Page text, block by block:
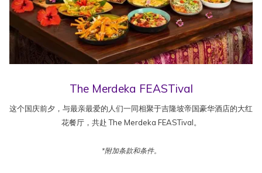
The Merdeka FEASTival
这个国庆前夕，与最亲最爱的人们一同相聚于吉隆坡帝国豪华酒店的大红
花餐厅，共赴 The Merdeka FEASTival。
*附加条款和条件。